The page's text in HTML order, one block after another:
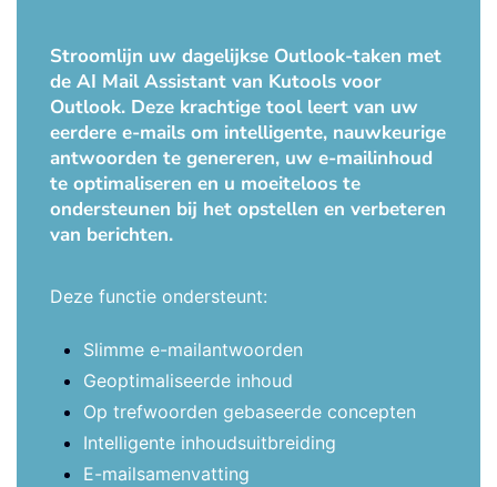
Stroomlijn uw dagelijkse Outlook-taken met
de AI Mail Assistant van Kutools voor
Outlook. Deze krachtige tool leert van uw
eerdere e-mails om intelligente, nauwkeurige
antwoorden te genereren, uw e-mailinhoud
te optimaliseren en u moeiteloos te
ondersteunen bij het opstellen en verbeteren
van berichten.
Deze functie ondersteunt:
Slimme e-mailantwoorden
Geoptimaliseerde inhoud
Op trefwoorden gebaseerde concepten
Intelligente inhoudsuitbreiding
E-mailsamenvatting